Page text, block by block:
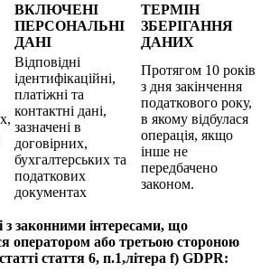
ВКЛЮЧЕНІ
ПЕРСОНАЛЬНІ
ДАНІ
ТЕРМІН
ЗБЕРІГАННЯ
ДАНИХ
Відповідні
ідентифікаційні,
платіжні та
контактні дані,
зазначені в
договірних,
бухгалтерських та
податкових
документах
Протягом 10 років
з дня закінчення
податкового року,
в якому відбулася
операція, якщо
інше не
передбачено
законом.
з законними інтересами, що
оператором або третьою стороною
стаття 6, п.1,літера f) GDPR: